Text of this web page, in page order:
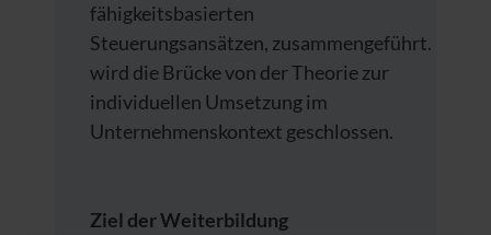
fähigkeitsbasierten
Steuerungsansätzen, zusammengeführt. Damit
wird die Brücke von der Theorie zur
individuellen Umsetzung im
Unternehmenskontext geschlossen.
Ziel der Weiterbildung